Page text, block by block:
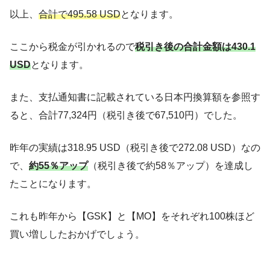
以上、 合計で495.58 USDとなります。
ここから税金が引かれるので税引き後の合計金額は430.1
USDとなります。
また、支払通知書に記載されている日本円換算額を参照す
ると、合計77,324円（税引き後で67,510円）でした。
昨年の実績は318.95 USD（税引き後で272.08 USD）なの
で、 約55％アップ（税引き後で約58％アップ）を達成し
たことになります。
これも昨年から【GSK】と【MO】をそれぞれ100株ほど
買い増ししたおかげでしょう。